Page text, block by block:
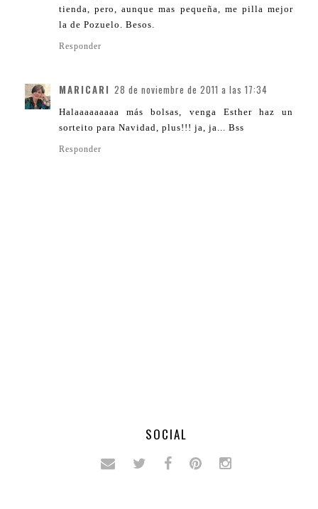
tienda, pero, aunque mas pequeña, me pilla mejor
la de Pozuelo. Besos.
Responder
MARICARI 28 de noviembre de 2011 a las 17:34
Halaaaaaaaaa más bolsas, venga Esther haz un
sorteito para Navidad, plus!!! ja, ja... Bss
Responder
SOCIAL